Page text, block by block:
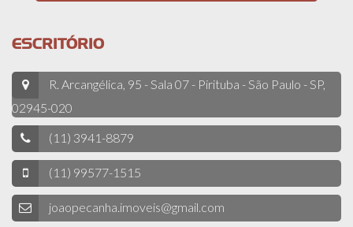
ESCRITÓRIO
R. Arcangélica, 95 - Sala 07 - Pirituba - São Paulo - SP,
02945-020
(11) 3941-8879
(11) 99577-1515
joaopecanha.imoveis@gmail.com